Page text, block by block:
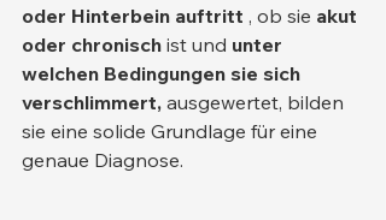
oder Hinterbein auftritt , ob sie akut
oder chronisch ist und unter
welchen Bedingungen sie sich
verschlimmert, ausgewertet, bilden
sie eine solide Grundlage für eine
genaue Diagnose.